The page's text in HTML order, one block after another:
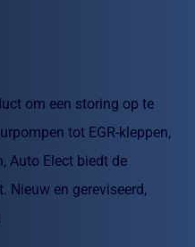
om een storing op te
tot EGR-kleppen,
Auto Elect biedt de
Nieuw en gereviseerd,